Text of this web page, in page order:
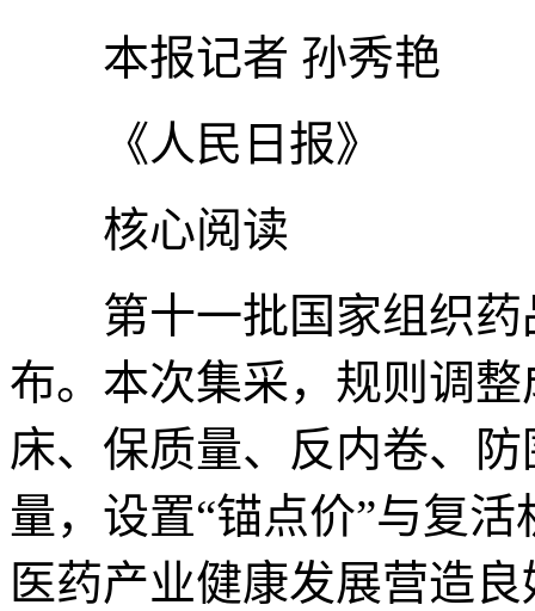
本报记者 孙秀艳
《人民日报》
核心阅读
第十一批国家组织药
布。本次集采，规则调
床、保质量、反内卷、
量，设置“锚点价”与复
医药产业健康发展营造